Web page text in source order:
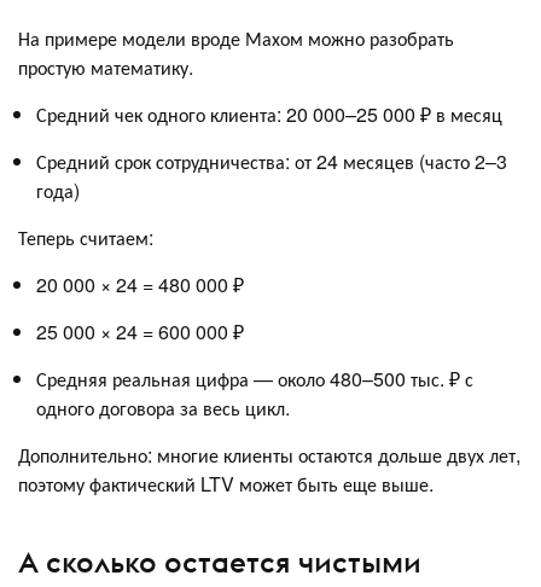
На примере модели вроде Махом можно разобрать
простую математику.
Средний чек одного клиента: 20 000–25 000 ₽ в месяц
Средний срок сотрудничества: от 24 месяцев (часто 2–3
года)
Теперь считаем:
20 000 × 24 = 480 000 ₽
25 000 × 24 = 600 000 ₽
Средняя реальная цифра — около 480–500 тыс. ₽ с
одного договора за весь цикл.
Дополнительно: многие клиенты остаются дольше двух лет,
поэтому фактический LTV может быть еще выше.
А сколько остается чистыми